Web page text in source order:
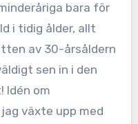
bara för
i tidig ålder, allt
av 30-årsåldern
sen in i den
Idén om
växte upp med